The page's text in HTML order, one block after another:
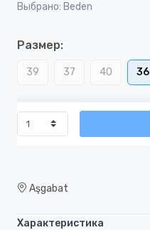
Выбрано: Beden
Размер:
39 37 40 36
Aşgabat
Характеристика